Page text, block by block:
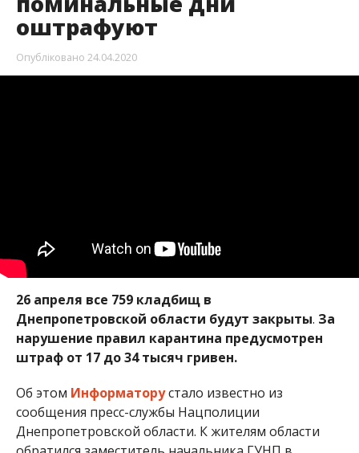
оштрафуют
Опубліковано 24.04.2020
26 апреля все 759 кладбищ в
Днепропетровской области будут закрыты. За
нарушение правил карантина предусмотрен
штраф от 17 до 34 тысяч гривен.
Об этом Информаторустало известно из
сообщения пресс-службы Нацполиции
Днепропетровской области. К жителям области